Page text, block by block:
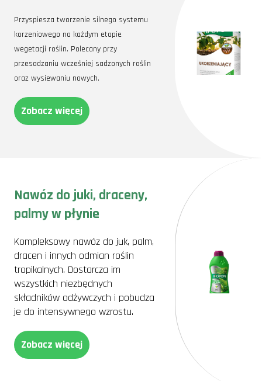
Przyspiesza tworzenie silnego systemu
korzeniowego na każdym etapie
wegetacji roślin. Polecany przy
przesadzaniu wcześniej sadzonych roślin
oraz wysiewaniu nowych.
Zobacz więcej
Nawóz do juki, draceny,
palmy w płynie
Kompleksowy nawóz do juk, palm,
dracen i innych odmian roślin
tropikalnych. Dostarcza im
wszystkich niezbędnych
składników odżywczych i pobudza
je do intensywnego wzrostu.
Zobacz więcej